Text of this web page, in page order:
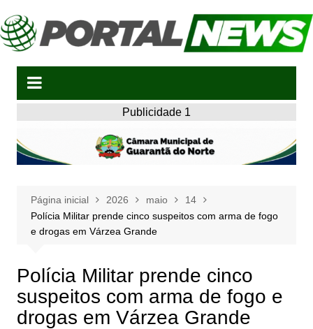
para
o
Publicidade 1
Página inicial 2026 maio
14
Polícia Militar prende cinco suspeitos com arma de fogo
e drogas em Várzea Grande
Polícia Militar prende cinco
suspeitos com arma de fogo e
drogas em Várzea Grande